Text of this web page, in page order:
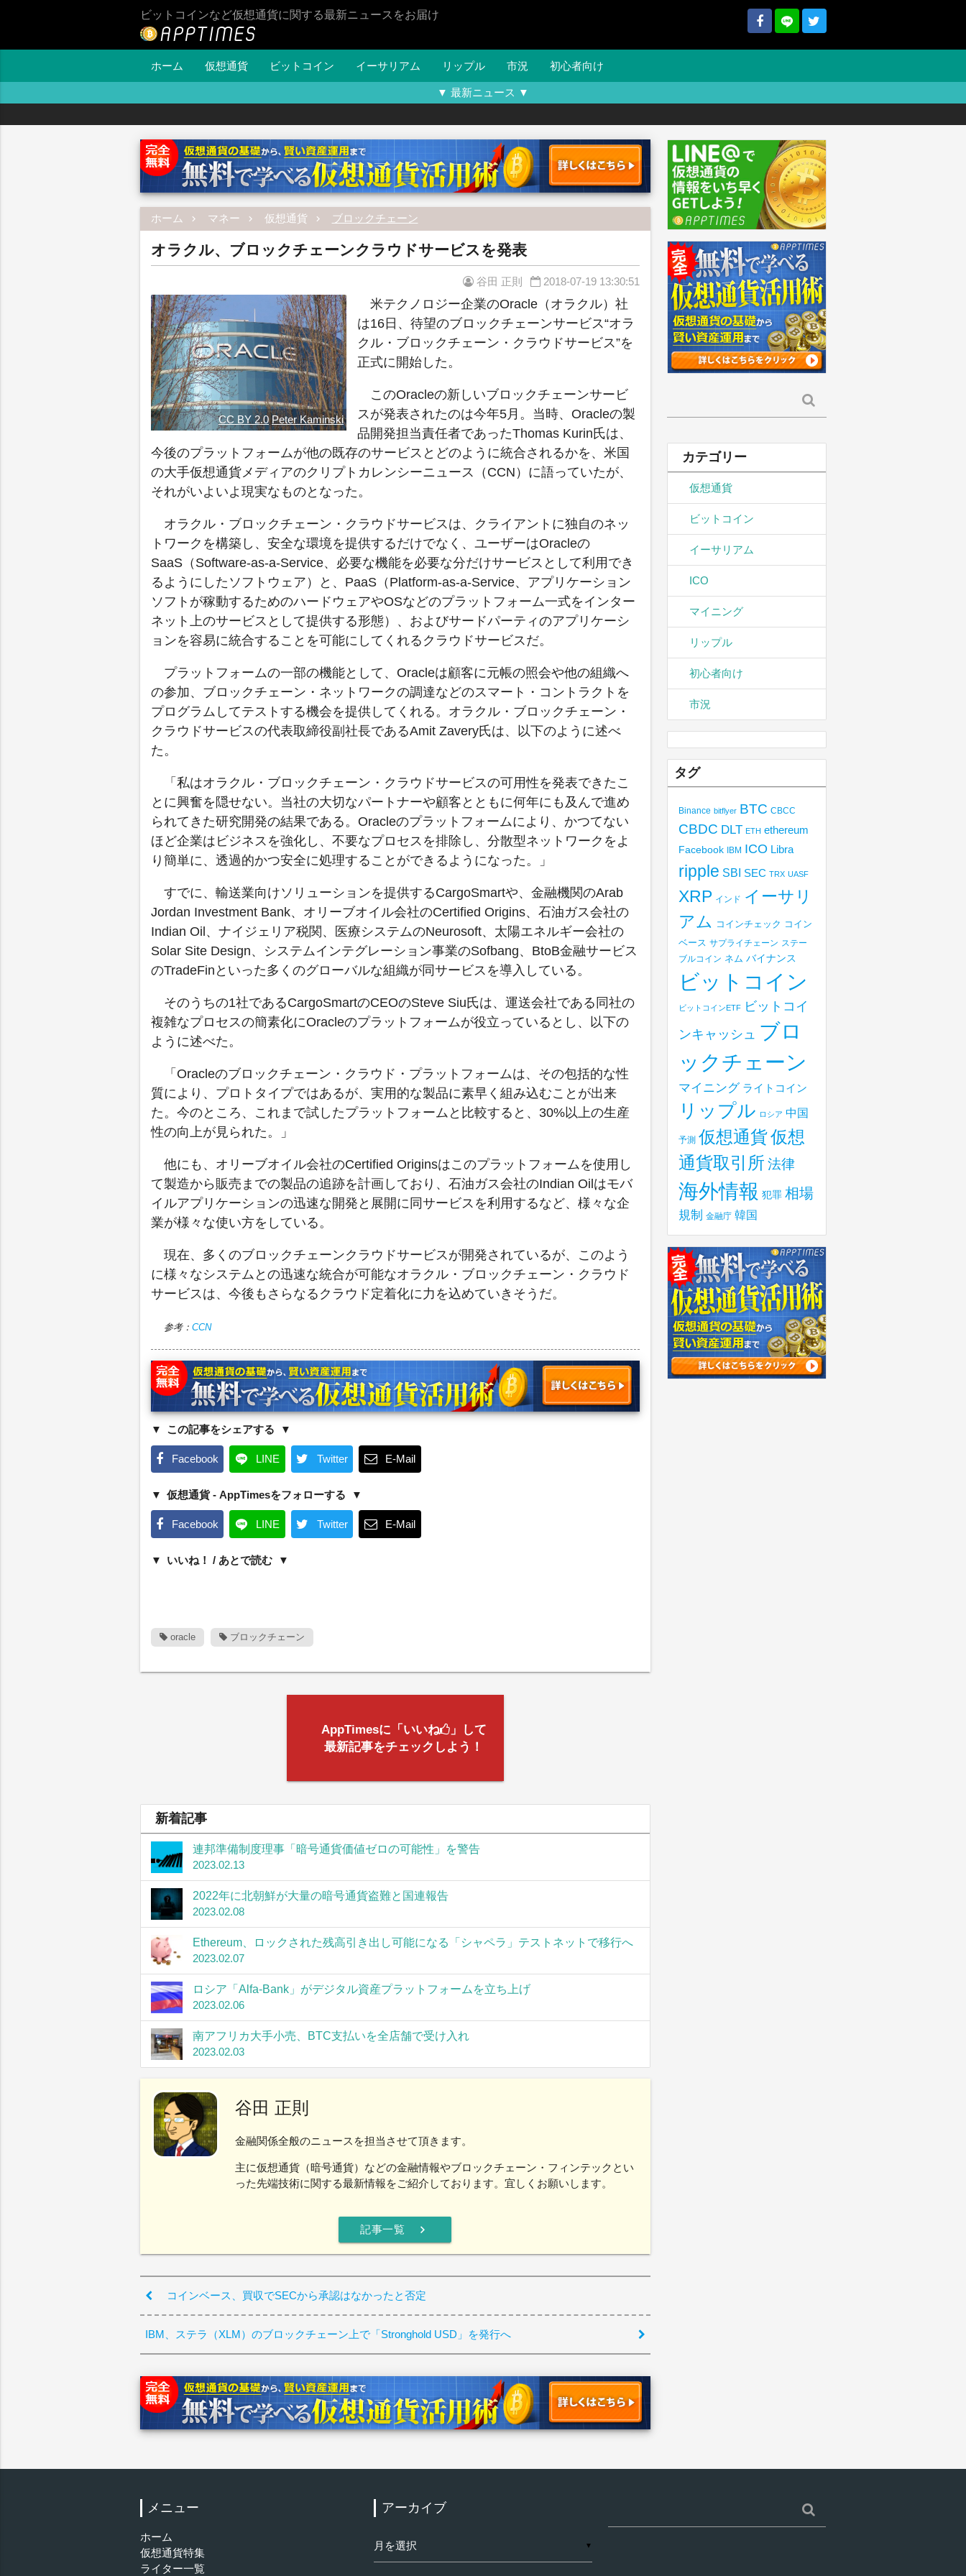
ビットコインなど仮想通貨に関する最新ニュースをお届け
ホーム 仮想通貨 ビットコイン イーサリアム リップル 市況 初心者向け
▼ 最新ニュース ▼
ホーム マネー 仮想通貨 ブロックチェーン
オラクル、ブロックチェーンクラウドサービスを発表
谷田 正則 2018-07-19 13:30:51
CC BY 2.0 Peter Kaminski
米テクノロジー企業のOracle（オラクル）社
は16日、待望のブロックチェーンサービス“オラ
クル・ブロックチェーン・クラウドサービス”を
正式に開始した。
このOracleの新しいブロックチェーンサービ
スが発表されたのは今年5月。当時、Oracleの製
品開発担当責任者であったThomas Kurin氏は、
今後のプラットフォームが他の既存のサービスとどのように統合されるかを、米国
の大手仮想通貨メディアのクリプトカレンシーニュース（CCN）に語っていたが、
それがいよいよ現実なものとなった。
オラクル・ブロックチェーン・クラウドサービスは、クライアントに独自のネッ
トワークを構築し、安全な環境を提供するだけでなく、ユーザーはOracleの
SaaS（Software-as-a-Service、必要な機能を必要な分だけサービスとして利用でき
るようにしたソフトウェア）と、PaaS（Platform-as-a-Service、アプリケーション
ソフトが稼動するためのハードウェアやOSなどのプラットフォーム一式をインター
ネット上のサービスとして提供する形態）、およびサードパーティのアプリケーシ
ョンを容易に統合することを可能にしてくれるクラウドサービスだ。
プラットフォームの一部の機能として、Oracleは顧客に元帳の照会や他の組織へ
の参加、ブロックチェーン・ネットワークの調達などのスマート・コントラクトを
プログラムしてテストする機会を提供してくれる。オラクル・ブロックチェーン・
クラウドサービスの代表取締役副社長であるAmit Zavery氏は、以下のように述べ
た。
「私はオラクル・ブロックチェーン・クラウドサービスの可用性を発表できたこ
とに興奮を隠せない。当社の大切なパートナーや顧客とともに何年にも及んで進め
られてきた研究開発の結果である。Oracleのプラットフォームにより、かつてない
ほど企業はビジネスを強化し、不要なプロセスを排除し、分散型ネットワークをよ
り簡単に、透過的かつ安全に処理することができるようになった。」
すでに、輸送業向けソリューションを提供するCargoSmartや、金融機関のArab
Jordan Investment Bank、オリーブオイル会社のCertified Origins、石油ガス会社の
Indian Oil、ナイジェリア税関、医療システムのNeurosoft、太陽エネルギー会社の
Solar Site Design、システムインテグレーション事業のSofbang、BtoB金融サービス
のTradeFinといった多くのグローバルな組織が同サービスを導入している。
そのうちの1社であるCargoSmartのCEOのSteve Siu氏は、運送会社である同社の
複雑なプロセスの簡素化にOracleのプラットフォームが役立っているとし、以下の
ように述べた。
「Oracleのブロックチェーン・クラウド・プラットフォームは、その包括的な性
質により、プロトタイプではあるが、実用的な製品に素早く組み込むことが出来
た。今のところ、これまで試したプラットフォームと比較すると、30%以上の生産
性の向上が見られた。」
他にも、オリーブオイル会社のCertified Originsはこのプラットフォームを使用し
て製造から販売までの製品の追跡を計画しており、石油ガス会社のIndian Oilはモバ
イルアプリケーションの迅速な開発と展開に同サービスを利用するなど、様々な企
業が様々な使い方をしている。
現在、多くのブロックチェーンクラウドサービスが開発されているが、このよう
に様々なシステムとの迅速な統合が可能なオラクル・ブロックチェーン・クラウド
サービスは、今後もさらなるクラウド定着化に力を込めていきそうだ。
参考： CCN
この記事をシェアする
Facebook LINE Twitter E-Mail
仮想通貨 - AppTimesをフォローする
Facebook LINE Twitter E-Mail
いいね！ / あとで読む
oracle ブロックチェーン
AppTimesに「いいね
」して
最新記事をチェックしよう！
新着記事
連邦準備制度理事「暗号通貨価値ゼロの可能性」を警告
2023.02.13
2022年に北朝鮮が大量の暗号通貨盗難と国連報告
2023.02.08
Ethereum、ロックされた残高引き出し可能になる「シャペラ」テストネットで移行へ
2023.02.07
ロシア「Alfa-Bank」がデジタル資産プラットフォームを立ち上げ
2023.02.06
南アフリカ大手小売、BTC支払いを全店舗で受け入れ
2023.02.03
谷田 正則
金融関係全般のニュースを担当させて頂きます。
主に仮想通貨（暗号通貨）などの金融情報やブロックチェーン・フィンテックとい
った先端技術に関する最新情報をご紹介しております。宜しくお願いします。
記事一覧 chevron_right
コインベース、買収でSECから承認はなかったと否定
IBM、ステラ（XLM）のブロックチェーン上で「Stronghold USD」を発行へ
索:
カテゴリー
仮想通貨
ビットコイン
イーサリアム
ICO
マイニング
リップル
初心者向け
市況
タグ
Binance bitflyer BTC CBCC
CBDC DLT ETH ethereum
Facebook IBM ICO Libra
ripple SBI SEC TRX UASF
XRP インド イーサリ
アム コインチェック コイン
ベース サプライチェーン ステー
ブルコイン ネム バイナンス
ビットコイン
ビットコインETF
ビットコイ
ンキャッシュ ブロ
ックチェーン
マイニング ライトコイン
リップル ロシア 中国
予測 仮想通貨仮想
通貨取引所 法律
海外情報 犯罪 相場
規制 金融庁 韓国
メニュー
ホーム
仮想通貨特集
ライター一覧
アーカイブ
ー
カ
▼
索: